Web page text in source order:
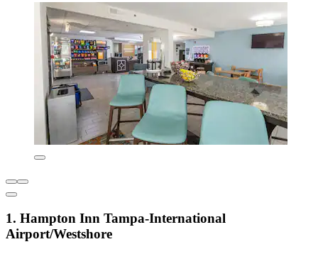
1. Hampton Inn Tampa-International
Airport/Westshore